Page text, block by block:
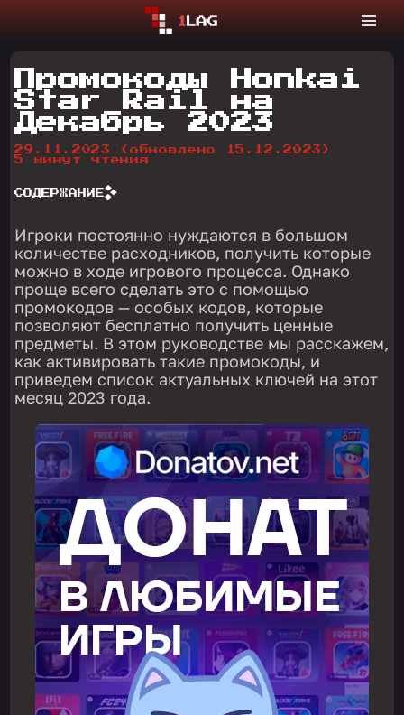
Промокоды Honkai
Star Rail на
Декабрь 2023
29.11.2023
(обновлено 15.12.2023)
5 минут чтения
СОДЕРЖАНИЕ
Игроки постоянно нуждаются в большом
количестве расходников, получить которые
можно в ходе игрового процесса. Однако
проще всего сделать это с помощью
промокодов — особых кодов, которые
позволяют бесплатно получить ценные
предметы. В этом руководстве мы расскажем,
как активировать такие промокоды, и
приведем список актуальных ключей на этот
месяц 2023 года.